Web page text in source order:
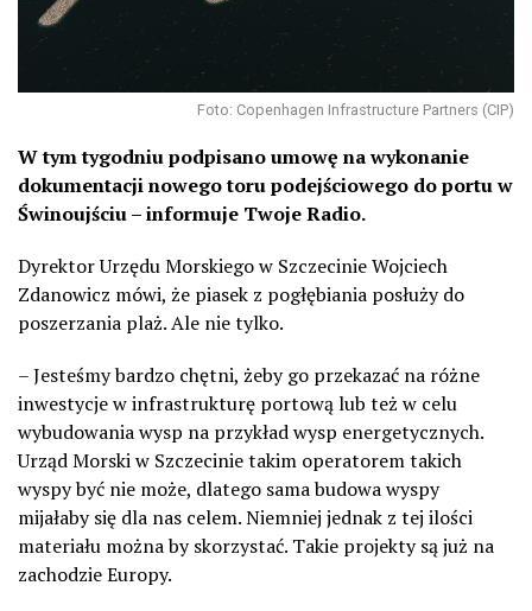
Foto: Copenhagen Infrastructure Partners (CIP)
W tym tygodniu podpisano umowę na wykonanie
dokumentacji nowego toru podejściowego do portu w
Świnoujściu – informuje Twoje Radio.
Dyrektor Urzędu Morskiego w Szczecinie Wojciech
Zdanowicz mówi, że piasek z pogłębiania posłuży do
poszerzania plaż. Ale nie tylko.
– Jesteśmy bardzo chętni, żeby go przekazać na różne
inwestycje w infrastrukturę portową lub też w celu
wybudowania wysp na przykład wysp energetycznych.
Urząd Morski w Szczecinie takim operatorem takich
wyspy być nie może, dlatego sama budowa wyspy
mijałaby się dla nas celem. Niemniej jednak z tej ilości
materiału można by skorzystać. Takie projekty są już na
zachodzie Europy.